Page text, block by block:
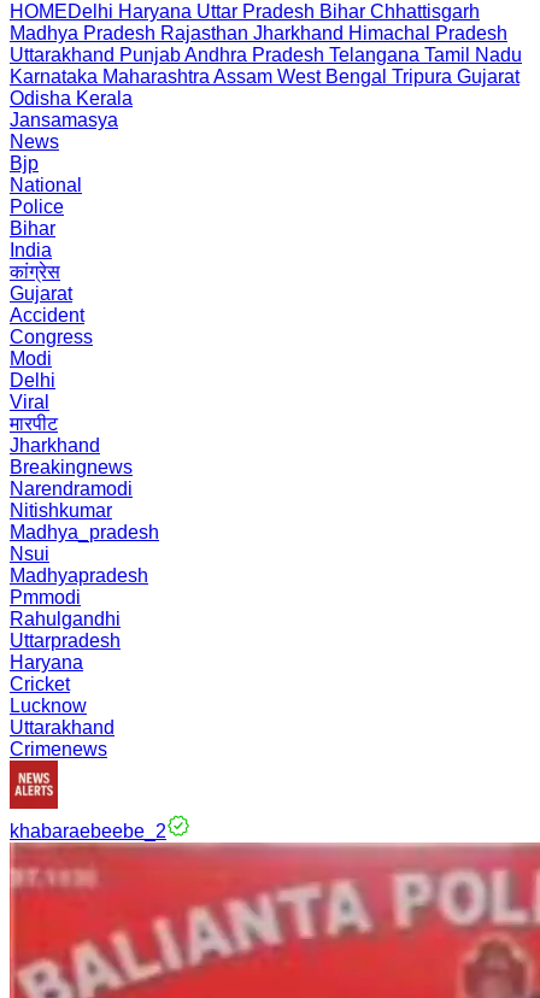
HOMEDelhi Haryana Uttar Pradesh Bihar Chhattisgarh
Madhya Pradesh Rajasthan Jharkhand Himachal Pradesh
Uttarakhand PunjabAndhra Pradesh Telangana Tamil Nadu
Karnataka Maharashtra Assam West Bengal Tripura Gujarat
Odisha Kerala
Jansamasya
News
Bjp
National
Police
Bihar
India
कांग्रेस
Gujarat
Accident
Congress
Modi
Delhi
Viral
मारपीट
Jharkhand
Breakingnews
Narendramodi
Nitishkumar
Madhya_pradesh
Nsui
Madhyapradesh
Pmmodi
Rahulgandhi
Uttarpradesh
Haryana
Cricket
Lucknow
Uttarakhand
Crimenews
khabaraebeebe_2